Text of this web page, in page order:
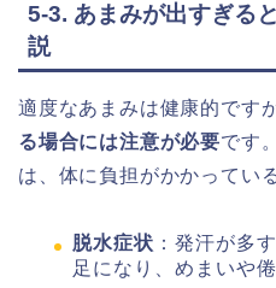
5-3. あまみが出すぎる
説
適度なあまみは健康的です
る場合には注意が必要です
は、体に負担がかかってい
脱水症状 ：発汗が多
足になり、めまいや